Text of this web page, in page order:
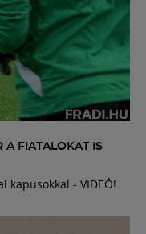
A FIATALOKAT IS
kapusokkal - VIDEÓ!